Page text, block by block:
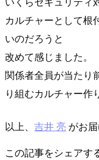
カルチャーとして根
いのだろうと
改めて感じました。
関係者全員が当たり
り組むカルチャー作
以上、 吉井 亮 がお届
この記事をシェアす